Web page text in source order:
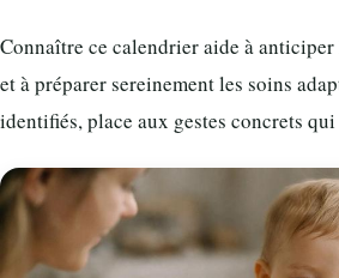
Connaître ce calendrier aide à
et à préparer sereinement les soins
identifiés, place aux gestes concrets